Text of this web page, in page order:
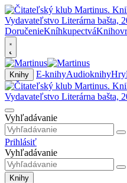
DoručenieKníhkupectvá
Knihy E-knihyAudioknihyHry
Vyhľadávanie
Prihlásiť
Vyhľadávanie
Knihy